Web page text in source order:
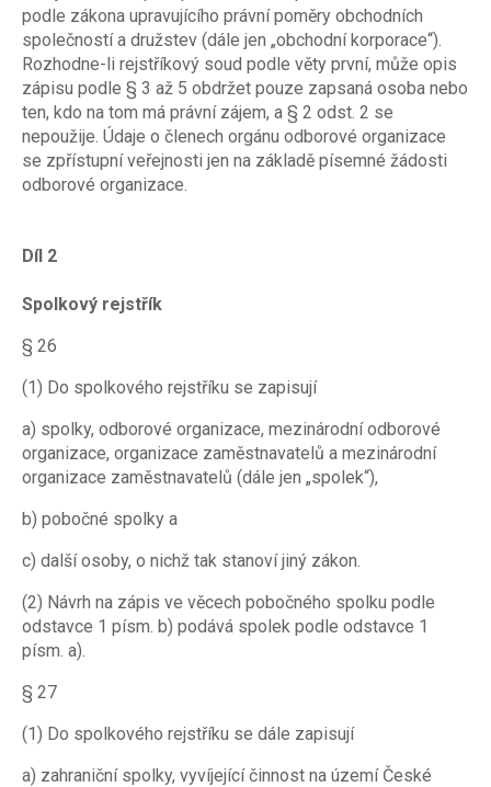
podle zákona upravujícího právní poměry obchodních
společností a družstev (dále jen „obchodní korporace“).
Rozhodne-li rejstříkový soud podle věty první, může opis
zápisu podle § 3 až 5 obdržet pouze zapsaná osoba nebo
ten, kdo na tom má právní zájem, a § 2 odst. 2 se
nepoužije. Údaje o členech orgánu odborové organizace
se zpřístupní veřejnosti jen na základě písemné žádosti
odborové organizace.
Díl 2
Spolkový rejstřík
§ 26
(1) Do spolkového rejstříku se zapisují
a) spolky, odborové organizace, mezinárodní odborové
organizace, organizace zaměstnavatelů a mezinárodní
organizace zaměstnavatelů (dále jen „spolek“),
b) pobočné spolky a
c) další osoby, o nichž tak stanoví jiný zákon.
(2) Návrh na zápis ve věcech pobočného spolku podle
odstavce 1 písm. b) podává spolek podle odstavce 1
písm. a).
§ 27
(1) Do spolkového rejstříku se dále zapisují
a) zahraniční spolky, vyvíjející činnost na území České